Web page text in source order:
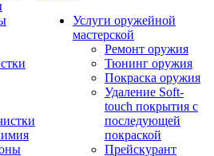
Услуги оружейной
мастерской
Ремонт оружия
Тюнинг оружия
Покраска оружия
Удаление Soft-
touch покрытия с
последующей
покраской
Прейскурант